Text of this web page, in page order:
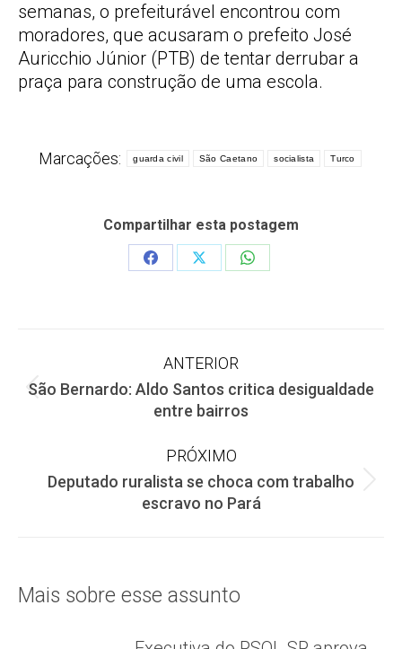
semanas, o prefeiturável encontrou com
moradores, que acusaram o prefeito José
Auricchio Júnior (PTB) de tentar derrubar a
praça para construção de uma escola.
Marcações: guarda civil São Caetano socialista Turco
Compartilhar esta postagem
Share
Share
Share
Navegação
de
ANTERIOR
Post
anterior:
São Bernardo: Aldo Santos critica desigualdade
entre bairros
PRÓXIMO
Próximo
post:
Deputado ruralista se choca com trabalho
escravo no Pará
Mais sobre esse assunto